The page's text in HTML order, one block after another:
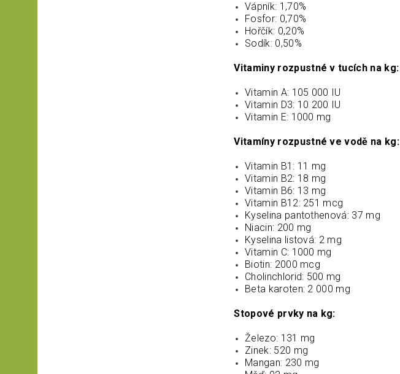
Vápník: 1,70%
Fosfor: 0,70%
Hořčík: 0,20%
Sodík: 0,50%
Vitaminy rozpustné v tucích na kg:
Vitamin A: 105 000 IU
Vitamin D3: 10 200 IU
Vitamin E: 1000 mg
Vitamíny rozpustné ve vodě na kg:
Vitamin B1: 11 mg
Vitamin B2: 18 mg
Vitamin B6: 13 mg
Vitamin B12: 251 mcg
Kyselina pantothenová: 37 mg
Niacin: 200 mg
Kyselina listová: 2 mg
Vitamin C: 1000 mg
Biotin: 2000 mcg
Cholinchlorid: 500 mg
Beta karoten: 2 000 mg
Stopové prvky na kg:
Železo: 131 mg
Zinek: 520 mg
Mangan: 230 mg